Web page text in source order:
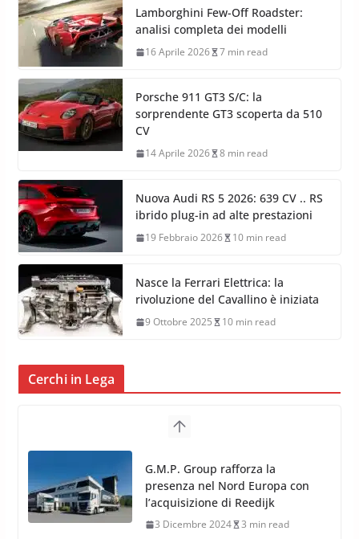
Lamborghini Few-Off Roadster:
analisi completa dei modelli
16 Aprile 2026 7 min read
Porsche 911 GT3 S/C: la
sorprendente GT3 scoperta da 510
CV
14 Aprile 2026 8 min read
Nuova Audi RS 5 2026: 639 CV .. RS
ibrido plug-in ad alte prestazioni
19 Febbraio 2026 10 min read
Nasce la Ferrari Elettrica: la
rivoluzione del Cavallino è iniziata
9 Ottobre 2025 10 min read
Cerchi in Lega
TPMS Alcar Sensor – Sistemi di
Monitoraggio Pressione
Pneumatici
4 Aprile 2022 3 min read